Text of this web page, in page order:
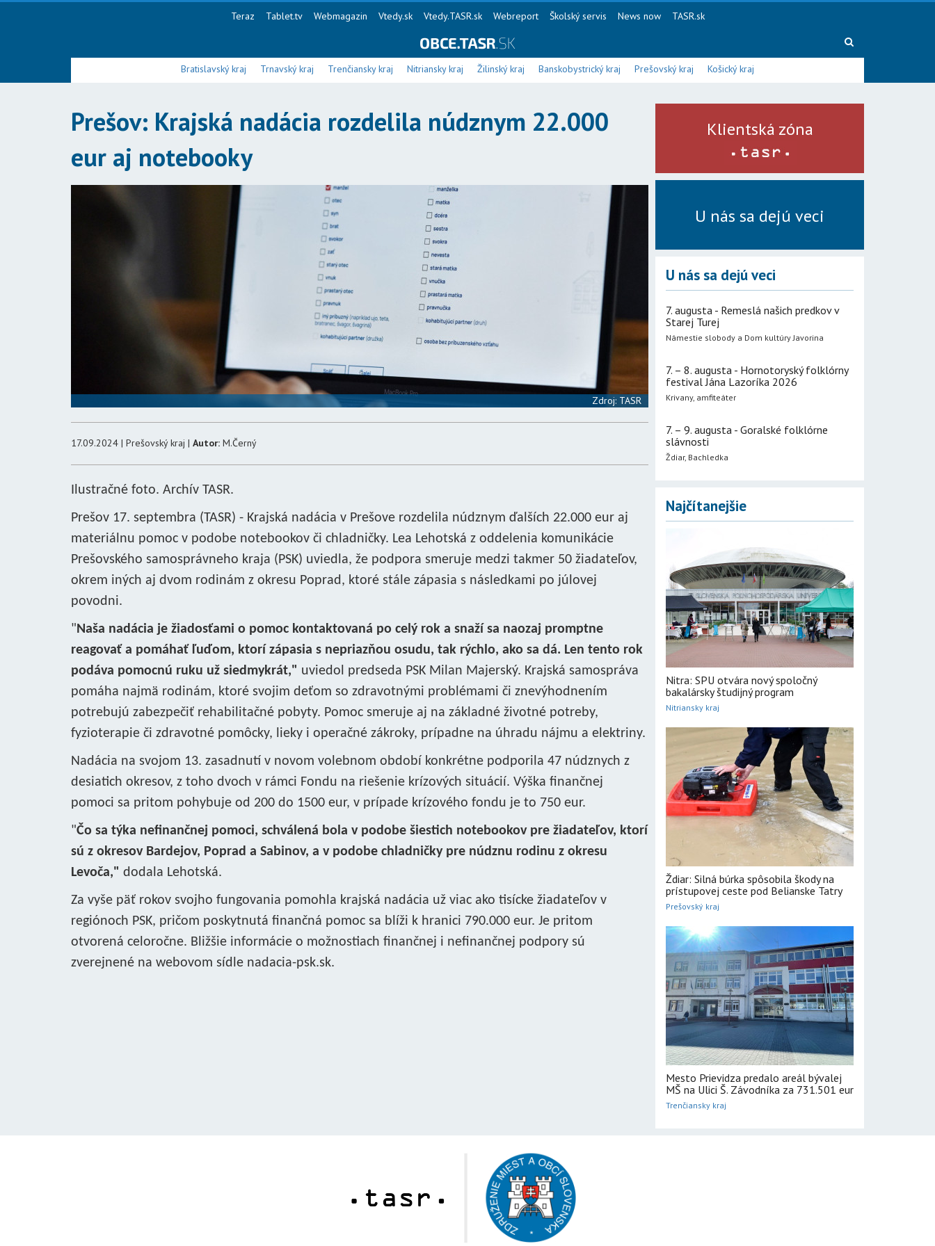
Teraz Tablet.tv Webmagazin Vtedy.sk Vtedy.TASR.sk Webreport Školský servis News now TASR.sk
Bratislavský kraj Trnavský kraj Trenčiansky kraj Nitriansky kraj Žilinský kraj Banskobystrický kraj Prešovský kraj Košický kraj
Prešov: Krajská nadácia rozdelila núdznym 22.000
eur aj notebooky
Zdroj: TASR
17.09.2024 | Prešovský kraj | Autor: M.Černý
Ilustračné foto. Archív TASR.
Prešov 17. septembra (TASR) - Krajská nadácia v Prešove rozdelila núdznym ďalších 22.000 eur aj
materiálnu pomoc v podobe notebookov či chladničky. Lea Lehotská z oddelenia komunikácie
Prešovského samosprávneho kraja (PSK) uviedla, že podpora smeruje medzi takmer 50 žiadateľov,
okrem iných aj dvom rodinám z okresu Poprad, ktoré stále zápasia s následkami po júlovej
povodni.
"Naša nadácia je žiadosťami o pomoc kontaktovaná po celý rok a snaží sa naozaj promptne
reagovať a pomáhať ľuďom, ktorí zápasia s nepriazňou osudu, tak rýchlo, ako sa dá. Len tento rok
podáva pomocnú ruku už siedmykrát," uviedol predseda PSK Milan Majerský. Krajská samospráva
pomáha najmä rodinám, ktoré svojim deťom so zdravotnými problémami či znevýhodnením
potrebujú zabezpečiť rehabilitačné pobyty. Pomoc smeruje aj na základné životné potreby,
fyzioterapie či zdravotné pomôcky, lieky i operačné zákroky, prípadne na úhradu nájmu a elektriny.
Nadácia na svojom 13. zasadnutí v novom volebnom období konkrétne podporila 47 núdznych z
desiatich okresov, z toho dvoch v rámci Fondu na riešenie krízových situácií. Výška finančnej
pomoci sa pritom pohybuje od 200 do 1500 eur, v prípade krízového fondu je to 750 eur.
"Čo sa týka nefinančnej pomoci, schválená bola v podobe šiestich notebookov pre žiadateľov, ktorí
sú z okresov Bardejov, Poprad a Sabinov, a v podobe chladničky pre núdznu rodinu z okresu
Levoča," dodala Lehotská.
Za vyše päť rokov svojho fungovania pomohla krajská nadácia už viac ako tisícke žiadateľov v
regiónoch PSK, pričom poskytnutá finančná pomoc sa blíži k hranici 790.000 eur. Je pritom
otvorená celoročne. Bližšie informácie o možnostiach finančnej i nefinančnej podpory sú
zverejnené na webovom sídle nadacia-psk.sk.
Klientská zóna
U nás sa dejú veci
U nás sa dejú veci
7. augusta - Remeslá našich predkov v
Starej Turej
Námestie slobody a Dom kultúry Javorina
7. – 8. augusta - Hornotoryský folklórny
festival Jána Lazoríka 2026
Krivany, amfiteáter
7. – 9. augusta - Goralské folklórne
slávnosti
Ždiar, Bachledka
Najčítanejšie
Nitra: SPU otvára nový spoločný
bakalársky študijný program
Nitriansky kraj
Ždiar: Silná búrka spôsobila škody na
prístupovej ceste pod Belianske Tatry
Prešovský kraj
Mesto Prievidza predalo areál bývalej
MŠ na Ulici Š. Závodníka za 731.501 eur
Trenčiansky kraj